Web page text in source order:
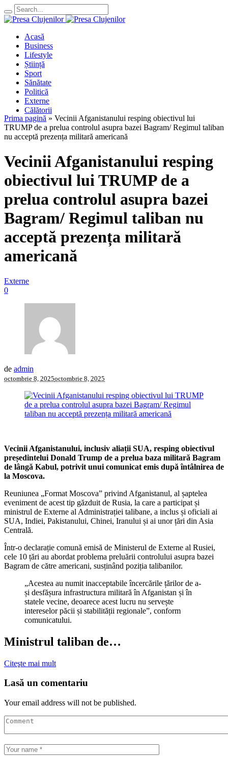
Acasă
Business
Lifestyle
Știință
Sport
Sănătate
Politică
Externe
Călătorii
Prima pagină » Vecinii Afganistanului resping obiectivul lui
TRUMP de a prelua controlul asupra bazei Bagram/ Regimul taliban
nu acceptă prezența militară americană
Vecinii Afganistanului resping
obiectivul lui TRUMP de a
prelua controlul asupra bazei
Bagram/ Regimul taliban nu
acceptă prezența militară
americană
Externe
0
de admin
octombrie 8, 2025octombrie 8, 2025
Vecinii Afganistanului, inclusiv aliații SUA, resping obiectivul
președintelui Donald Trump de a prelua baza militară Bagram
de lângă Kabul, potrivit unui comunicat emis după întâlnirea de
la Moscova.
Reuniunea „Format Moscova” privind Afganistanul, al șaptelea
eveniment de acest tip găzduit de Rusia, la care a participat și
ministrul de Externe al Administrației talibane, a inclus și oficiali ai
SUA, Indiei, Pakistanului, Chinei, Iranului și ai unor țări din Asia
Centrală.
Într-o declarație comună emisă de Ministerul de Externe al Rusiei,
cele 10 țări au abordat problema preluării controlului asupra bazei
Bagram de către americani, susținând poziția talibanilor.
„Acestea au numit inacceptabile încercările țărilor de a-
și desfășura infrastructura militară în Afganistan și în
statele vecine, deoarece acest lucru nu servește
intereselor păcii și stabilității regionale”, conform
comunicatului.
Ministrul taliban de…
Citeşte mai mult
Lasă un comentariu
Your email address will not be published.